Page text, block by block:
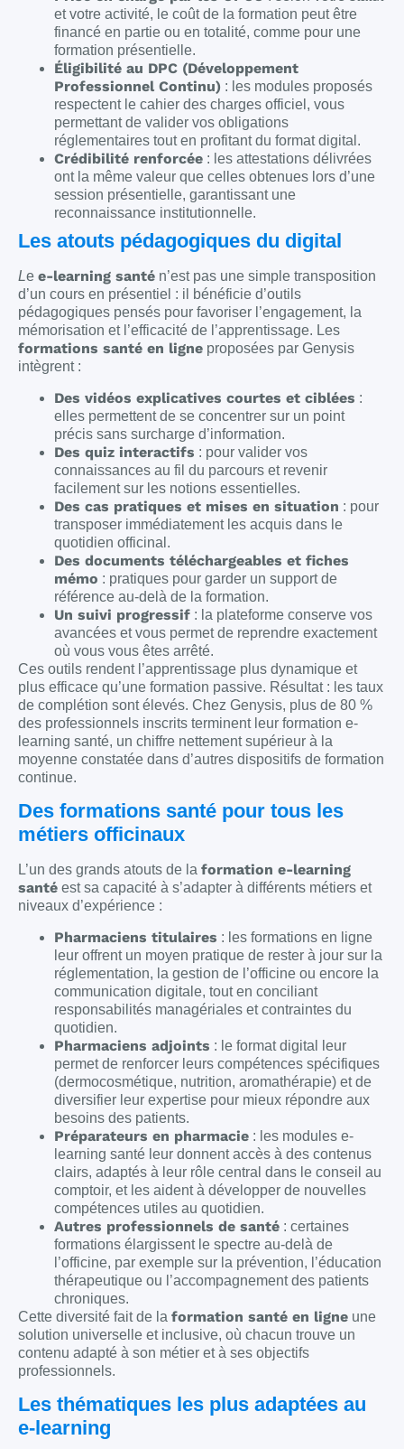
et votre activité, le coût de la formation peut être
financé en partie ou en totalité, comme pour une
formation présentielle.
Éligibilité au DPC (Développement
Professionnel Continu) : les modules proposés
respectent le cahier des charges officiel, vous
permettant de valider vos obligations
réglementaires tout en profitant du format digital.
Crédibilité renforcée : les attestations délivrées
ont la même valeur que celles obtenues lors d’une
session présentielle, garantissant une
reconnaissance institutionnelle.
Les atouts pédagogiques du digital
Le e-learning santé n’est pas une simple transposition
d’un cours en présentiel : il bénéficie d’outils
pédagogiques pensés pour favoriser l’engagement, la
mémorisation et l’efficacité de l’apprentissage. Les
formations santé en ligne proposées par Genysis
intègrent :
Des vidéos explicatives courtes et ciblées :
elles permettent de se concentrer sur un point
précis sans surcharge d’information.
Des quiz interactifs : pour valider vos
connaissances au fil du parcours et revenir
facilement sur les notions essentielles.
Des cas pratiques et mises en situation : pour
transposer immédiatement les acquis dans le
quotidien officinal.
Des documents téléchargeables et fiches
mémo : pratiques pour garder un support de
référence au-delà de la formation.
Un suivi progressif : la plateforme conserve vos
avancées et vous permet de reprendre exactement
où vous vous êtes arrêté.
Ces outils rendent l’apprentissage plus dynamique et
plus efficace qu’une formation passive. Résultat : les taux
de complétion sont élevés. Chez Genysis, plus de 80 %
des professionnels inscrits terminent leur formation e-
learning santé, un chiffre nettement supérieur à la
moyenne constatée dans d’autres dispositifs de formation
continue.
Des formations santé pour tous les
métiers officinaux
L’un des grands atouts de la formation e-learning
santé est sa capacité à s’adapter à différents métiers et
niveaux d’expérience :
Pharmaciens titulaires : les formations en ligne
leur offrent un moyen pratique de rester à jour sur la
réglementation, la gestion de l’officine ou encore la
communication digitale, tout en conciliant
responsabilités managériales et contraintes du
quotidien.
Pharmaciens adjoints : le format digital leur
permet de renforcer leurs compétences spécifiques
(dermocosmétique, nutrition, aromathérapie) et de
diversifier leur expertise pour mieux répondre aux
besoins des patients.
Préparateurs en pharmacie : les modules e-
learning santé leur donnent accès à des contenus
clairs, adaptés à leur rôle central dans le conseil au
comptoir, et les aident à développer de nouvelles
compétences utiles au quotidien.
Autres professionnels de santé : certaines
formations élargissent le spectre au-delà de
l’officine, par exemple sur la prévention, l’éducation
thérapeutique ou l’accompagnement des patients
chroniques.
Cette diversité fait de la formation santé en ligne une
solution universelle et inclusive, où chacun trouve un
contenu adapté à son métier et à ses objectifs
professionnels.
Les thématiques les plus adaptées au
e-learning